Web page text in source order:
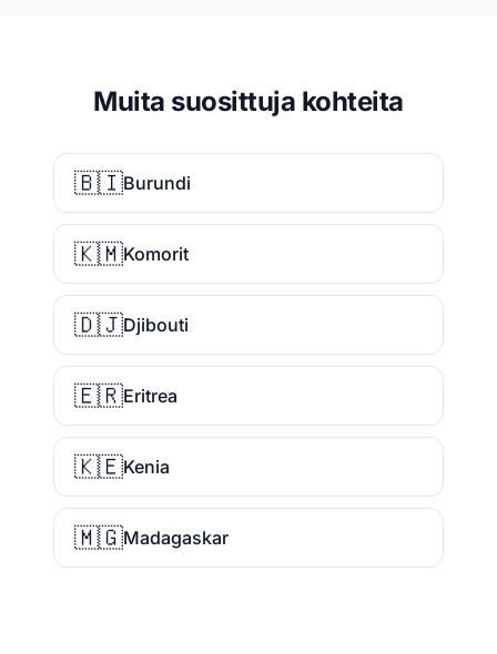
Muita suosittuja kohteita
🇧🇮Burundi
🇰🇲Komorit
🇩🇯Djibouti
🇪🇷Eritrea
🇰🇪Kenia
🇲🇬Madagaskar